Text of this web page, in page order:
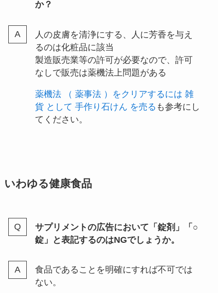
か？
人の皮膚を清浄にする、人に芳香を与え
るのは化粧品に該当
製造販売業等の許可が必要なので、許可
なしで販売は薬機法上問題がある
薬機法 （ 薬事法 ）をクリアするには 雑
貨 として 手作り石けん を売る も参考にし
てください。
いわゆる健康食品
サプリメントの広告において「錠剤」「○
錠」と表記するのはNGでしょうか。
食品であることを明確にすれば不可では
ない。